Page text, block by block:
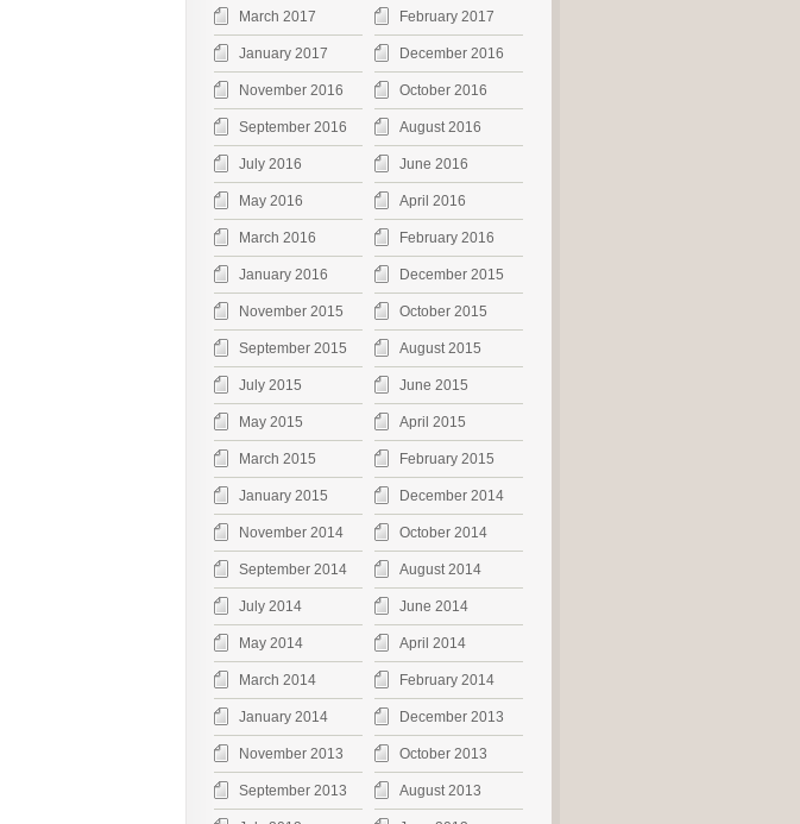
March 2017 February 2017
January 2017 December 2016
November 2016 October 2016
September 2016 August 2016
July 2016 June 2016
May 2016 April 2016
March 2016 February 2016
January 2016 December 2015
November 2015 October 2015
September 2015 August 2015
July 2015 June 2015
May 2015 April 2015
March 2015 February 2015
January 2015 December 2014
November 2014 October 2014
September 2014 August 2014
July 2014 June 2014
May 2014 April 2014
March 2014 February 2014
January 2014 December 2013
November 2013 October 2013
September 2013 August 2013